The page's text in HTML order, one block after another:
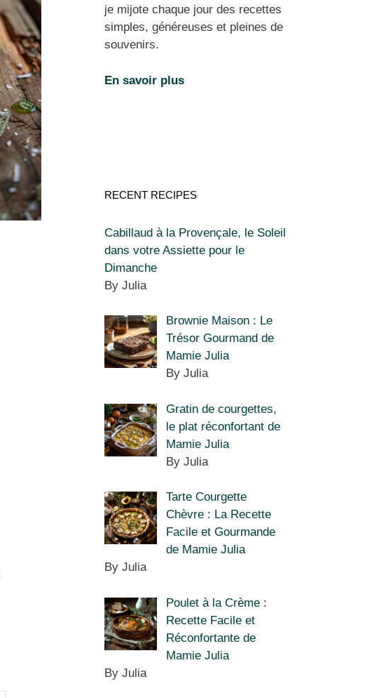
je mijote chaque jour des recettes
simples, généreuses et pleines de
souvenirs.
En savoir plus
RECENT RECIPES
Cabillaud à la Provençale, le Soleil
dans votre Assiette pour le
Dimanche
By Julia
Brownie Maison : Le
Trésor Gourmand de
Mamie Julia
By Julia
Gratin de courgettes,
le plat réconfortant de
Mamie Julia
By Julia
Tarte Courgette
Chèvre : La Recette
Facile et Gourmande
de Mamie Julia
By Julia
Poulet à la Crème :
Recette Facile et
Réconfortante de
Mamie Julia
By Julia